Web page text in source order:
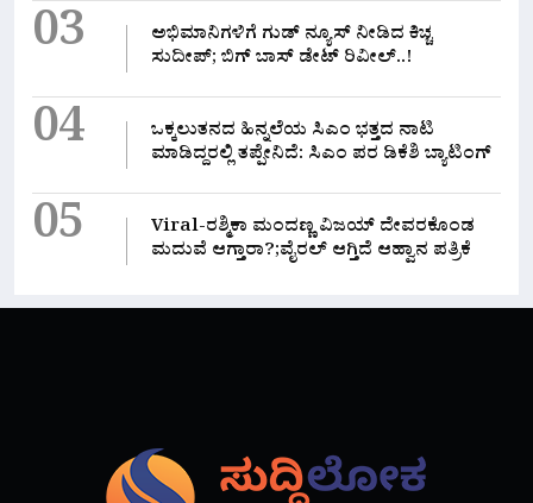
03
ಅಭಿಮಾನಿಗಳಿಗೆ ಗುಡ್ ನ್ಯೂಸ್ ನೀಡಿದ ಕಿಚ್ಚ
ಸುದೀಪ್; ಬಿಗ್ ಬಾಸ್ ಡೇಟ್ ರಿವೀಲ್..!
04
ಒಕ್ಕಲುತನದ ಹಿನ್ನಲೆಯ ಸಿಎಂ ಭತ್ತದ ನಾಟಿ
ಮಾಡಿದ್ದರಲ್ಲಿ‌ ತಪ್ಪೇನಿದೆ: ಸಿಎಂ ಪರ ಡಿಕೆಶಿ ಬ್ಯಾಟಿಂಗ್
05
Viral-ರಶ್ಮಿಕಾ ಮಂದಣ್ಣ ವಿಜಯ್ ದೇವರಕೊಂಡ
ಮದುವೆ ಆಗ್ತಾರಾ?;ವೈರಲ್ ಆಗ್ತಿದೆ ಆಹ್ವಾನ ಪತ್ರಿಕೆ